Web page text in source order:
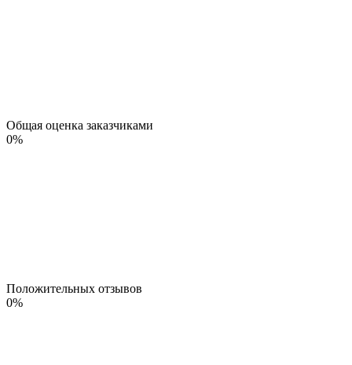
Общая оценка заказчиками
0%
Положительных отзывов
0%